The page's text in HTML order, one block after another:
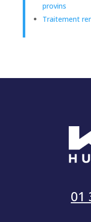
provins
Traitement
01